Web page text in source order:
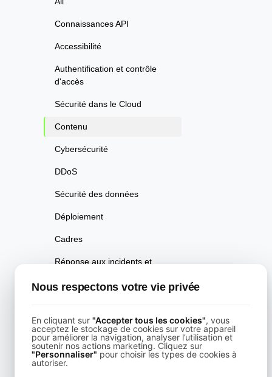
Connaissances API
Accessibilité
Authentification et contrôle
d'accès
Sécurité dans le Cloud
Contenu
Cybersécurité
DDoS
Sécurité des données
Déploiement
Cadres
Réponse aux incidents et
Surveillance
Performance
Pratiques
Rendu
Nous respectons votre vie privée
En cliquant sur "Accepter tous les cookies", vous
acceptez le stockage de cookies sur votre appareil
pour améliorer la navigation, analyser l’utilisation et
soutenir nos actions marketing. Cliquez sur
"Personnaliser" pour choisir les types de cookies à
autoriser.